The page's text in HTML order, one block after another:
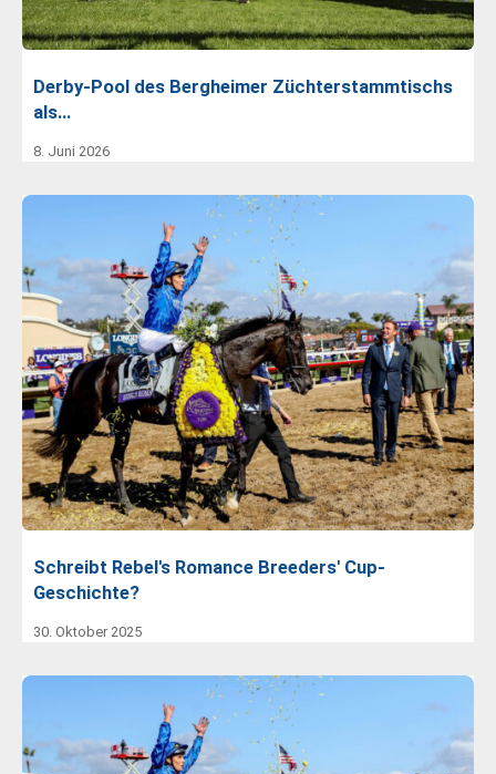
Derby-Pool des Bergheimer Züchterstammtischs
als…
8. Juni 2026
Schreibt Rebel's Romance Breeders' Cup-
Geschichte?
30. Oktober 2025